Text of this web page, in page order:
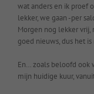
wat anders en ik proef
lekker, we gaan -per
Morgen nog lekker vrij,
goed nieuws, dus het
En… zoals beloofd ook
mijn huidige kuur,